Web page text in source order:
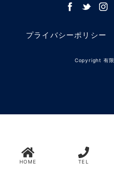
プライバシーポリシー
Copyright 有限
HOME TEL